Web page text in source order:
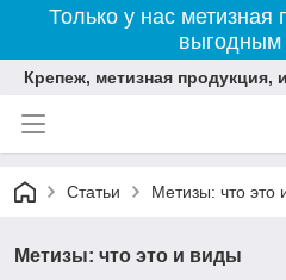
Только у нас
выгодным
Крепеж, метизная
Статьи Метизы: что это
Метизы: что это и виды